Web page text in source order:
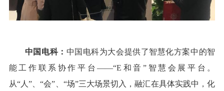
中国电科： 中国电科为大会提供了智慧化方案中的智
能工作联系协作平台——“E和音”智慧会展平台。
从“人”、“会”、“场”三大场景切入，融汇在具体实践中，化